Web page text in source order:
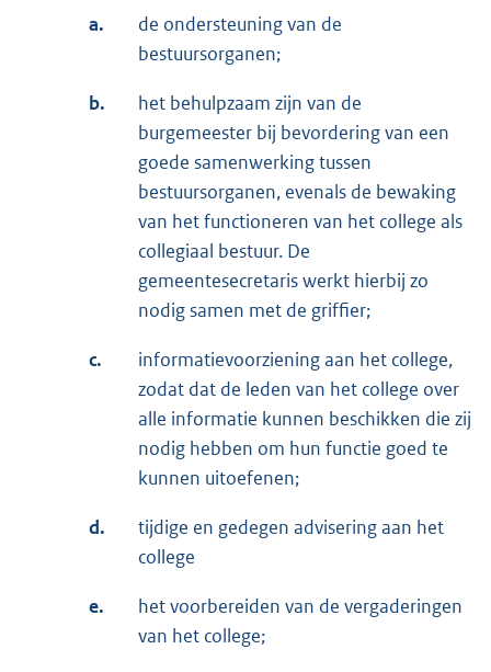
a.
de ondersteuning van de
bestuursorganen;
b.
het behulpzaam zijn van de
burgemeester bij bevordering van een
goede samenwerking tussen
bestuursorganen, evenals de bewaking
van het functioneren van het college als
collegiaal bestuur. De
gemeentesecretaris werkt hierbij zo
nodig samen met de griffier;
c.
informatievoorziening aan het college,
zodat dat de leden van het college over
alle informatie kunnen beschikken die zij
nodig hebben om hun functie goed te
kunnen uitoefenen;
d.
tijdige en gedegen advisering aan het
college
e.
het voorbereiden van de vergaderingen
van het college;